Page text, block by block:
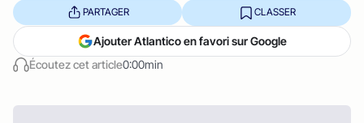
Écoutez cet article0:00min
PARTAGER CLASSER
Ajouter Atlantico en favori sur Google